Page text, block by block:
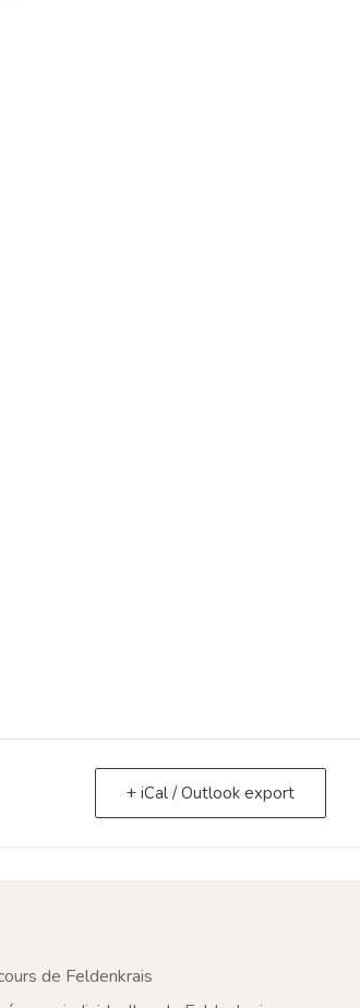
+ iCal / Outlook export
de Feldenkrais